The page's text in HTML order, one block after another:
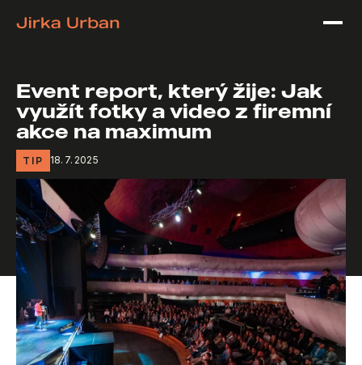
Event report, který žije: Jak
využít fotky a video z firemní
akce na maximum
TIP 18. 7. 2025